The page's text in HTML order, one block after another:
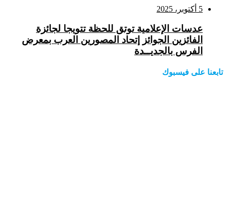
5 أكتوبر، 2025
عدسات الإعلامية توتق للحظة تتويجا لجائزة
الفائزين الجوائز إتحاد المصورين العرب بمعرض
الفرس بالجديــدة
تابعنا على فيسبوك